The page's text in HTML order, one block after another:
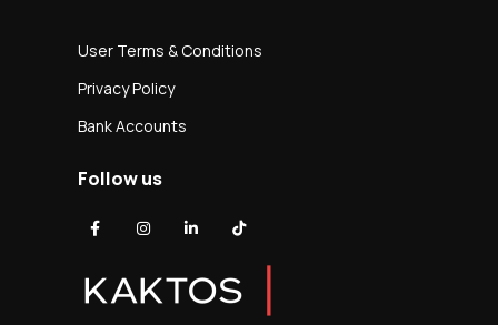
User Terms & Conditions
Privacy Policy
Bank Accounts
Follow us